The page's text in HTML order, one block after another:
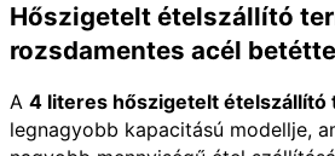
Hőszigetelt ételszállító
rozsdamentes acél
A 4 literes hőszigetelt ételszállító
legnagyobb kapacitású modellje,